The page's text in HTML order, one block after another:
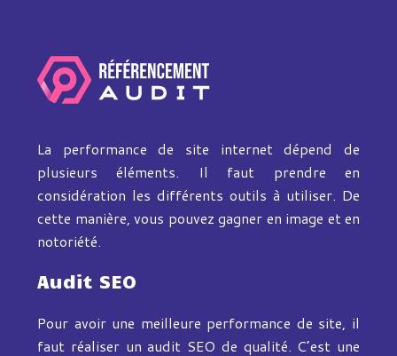
La performance de site internet dépend de
plusieurs éléments. Il faut prendre en
considération les différents outils à utiliser. De
cette manière, vous pouvez gagner en image et en
notoriété.
Audit SEO
Pour avoir une meilleure performance de site, il
faut réaliser un audit SEO de qualité. C’est une